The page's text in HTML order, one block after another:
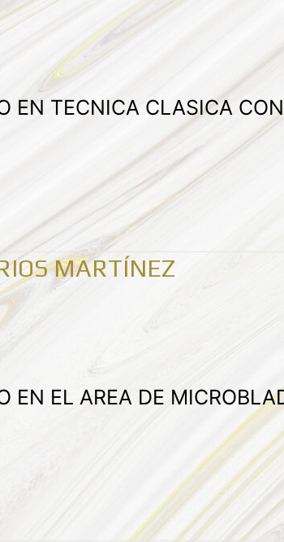
EN TECNICA CLASICA
MARTÍNEZ
EN EL AREA DE